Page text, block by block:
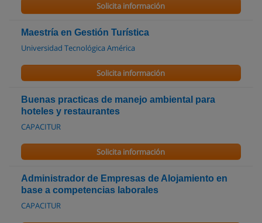
Solicita información
Maestría en Gestión Turística
Universidad Tecnológica América
Solicita información
Buenas practicas de manejo ambiental para
hoteles y restaurantes
CAPACITUR
Solicita información
Administrador de Empresas de Alojamiento en
base a competencias laborales
CAPACITUR